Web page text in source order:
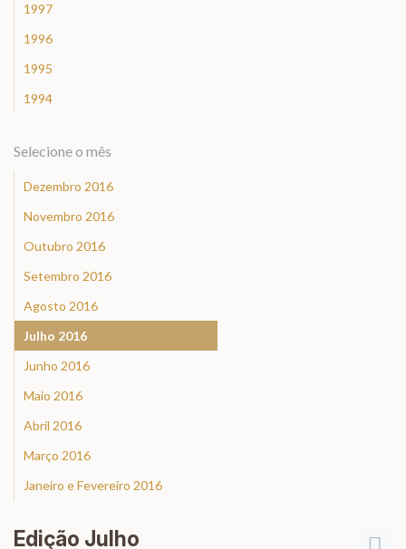
1997
1996
1995
1994
Selecione o mês
Dezembro 2016
Novembro 2016
Outubro 2016
Setembro 2016
Agosto 2016
Julho 2016
Junho 2016
Maio 2016
Abril 2016
Março 2016
Janeiro e Fevereiro 2016
Edição Julho